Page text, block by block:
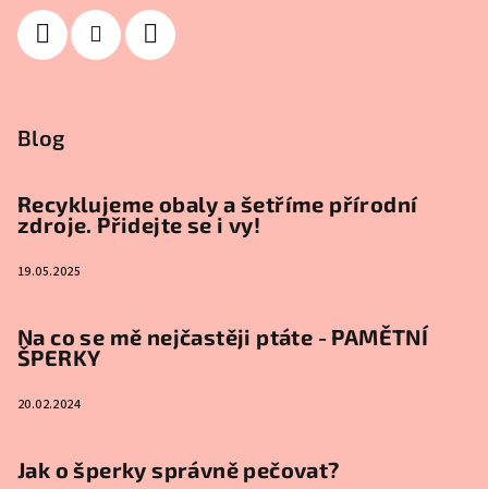
Blog
Recyklujeme obaly a šetříme přírodní
zdroje. Přidejte se i vy!
19.05.2025
Na co se mě nejčastěji ptáte - PAMĚTNÍ
ŠPERKY
20.02.2024
Jak o šperky správně pečovat?